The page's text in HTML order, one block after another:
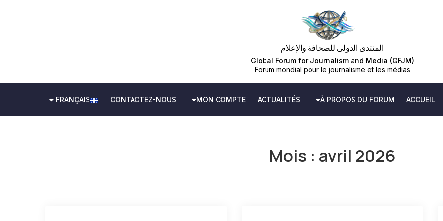
المنتدى الدولى للصحافة والإعلام
ACCUEIL
À PROPOS DU FORUM
ACTUALITÉS
MON COMPTE
CONTACTEZ-NOUS
FRANÇAIS
Mois : avril 2026